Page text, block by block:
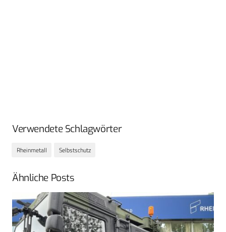
Verwendete Schlagwörter
Rheinmetall Selbstschutz
Ähnliche Posts